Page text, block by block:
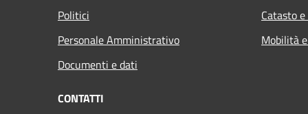
Politici
Personale Amministrativo
Documenti e dati
Catasto
Mobilità
CONTATTI